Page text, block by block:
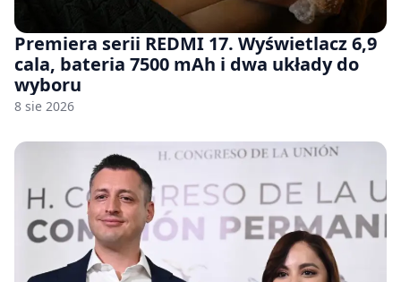
Premiera serii REDMI 17. Wyświetlacz 6,9
cala, bateria 7500 mAh i dwa układy do
wyboru
8 sie 2026